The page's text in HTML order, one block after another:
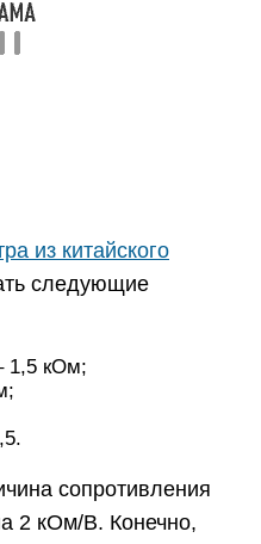
Далее
при которой
самого прибора.
и подключать
данные были
всегда